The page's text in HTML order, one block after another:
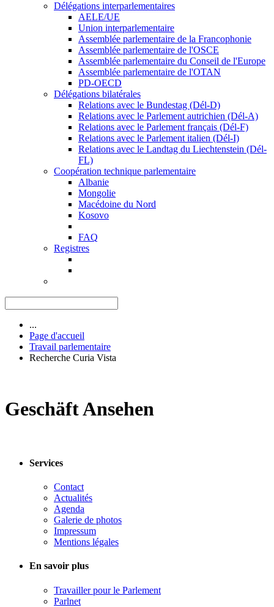
Délégations interparlementaires
AELE/UE
Union interparlementaire
Assemblée parlementaire de la Francophonie
Assemblée parlementaire de l'OSCE
Assemblée parlementaire du Conseil de l'Europe
Assemblée parlementaire de l'OTAN
PD-OECD
Délégations bilatérales
Relations avec le Bundestag (Dél-D)
Relations avec le Parlement autrichien (Dél-A)
Relations avec le Parlement français (Dél-F)
Relations avec le Parlement italien (Dél-I)
Relations avec le Landtag du Liechtenstein (Dél-
FL)
Coopération technique parlementaire
Albanie
Mongolie
Macédoine du Nord
Kosovo
FAQ
Registres
...
Page d'accueil
Travail parlementaire
Recherche Curia Vista
Geschäft Ansehen
Services
Contact
Actualités
Agenda
Galerie de photos
Impressum
Mentions légales
En savoir plus
Travailler pour le Parlement
Parlnet